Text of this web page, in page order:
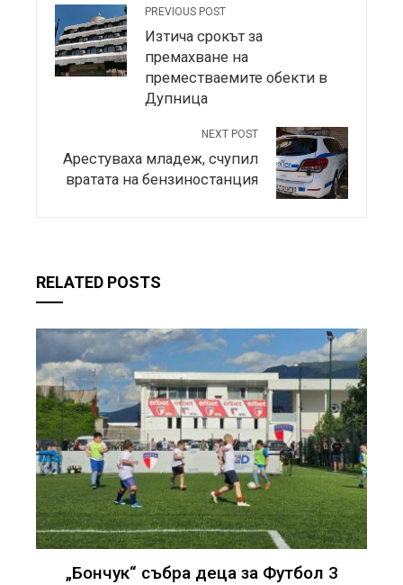
PREVIOUS POST
Изтича срокът за
премахване на
преместваемите обекти в
Дупница
NEXT POST
Арестуваха младеж, счупил
вратата на бензиностанция
RELATED POSTS
„Бончук“ събра деца за Футбол 3